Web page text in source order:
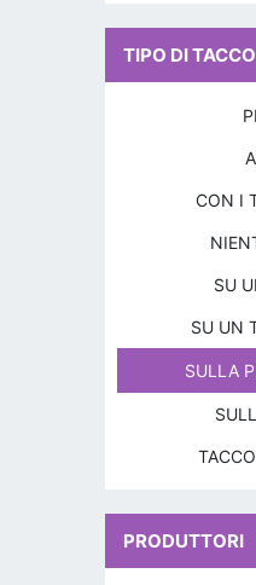
TIPO DI TACCO
CON I
SU
SU UN
SULLA
PRODUTTORI